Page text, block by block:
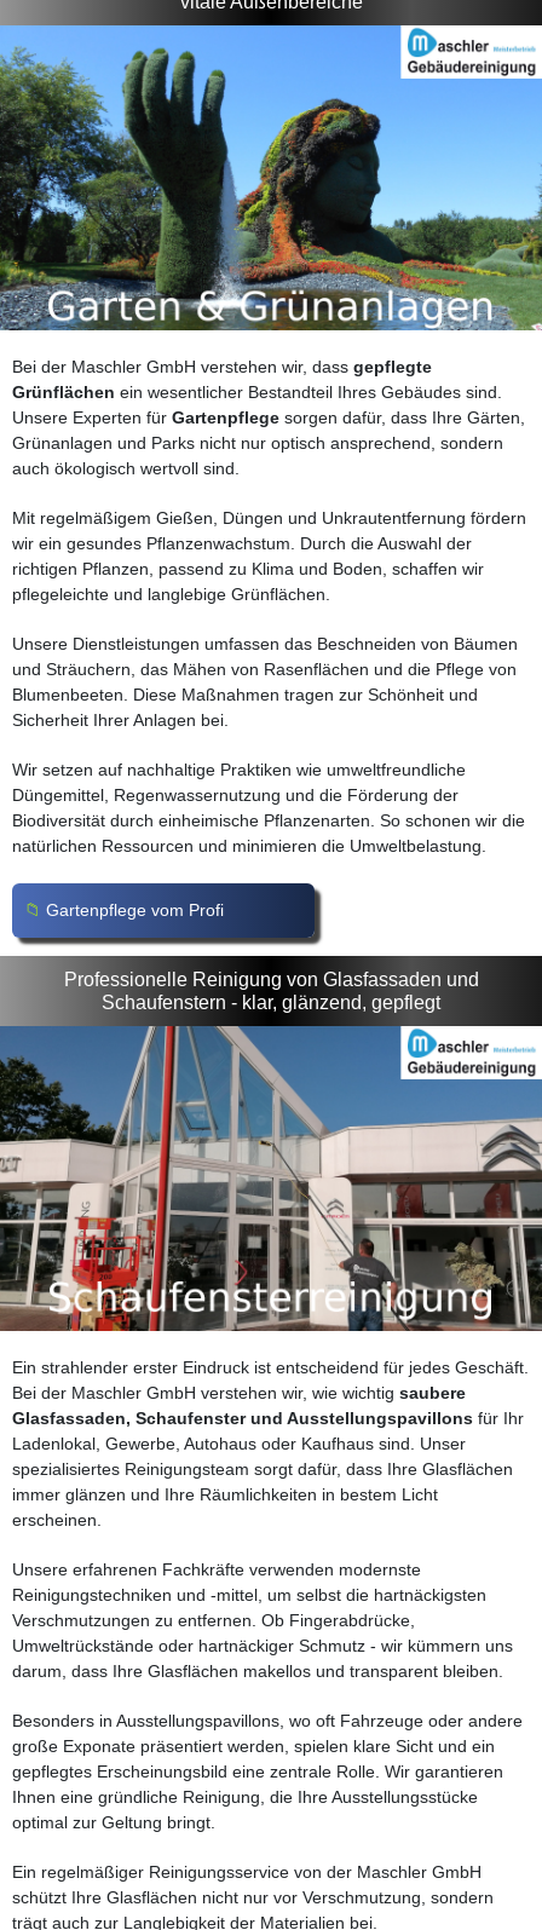
Bei der Maschler GmbH verstehen wir, dass gepflegte
Grünflächen ein wesentlicher Bestandteil Ihres Gebäudes sind.
Unsere Experten für Gartenpflege sorgen dafür, dass Ihre Gärten,
Grünanlagen und Parks nicht nur optisch ansprechend, sondern
auch ökologisch wertvoll sind.
Mit regelmäßigem Gießen, Düngen und Unkrautentfernung fördern
wir ein gesundes Pflanzenwachstum. Durch die Auswahl der
richtigen Pflanzen, passend zu Klima und Boden, schaffen wir
pflegeleichte und langlebige Grünflächen.
Unsere Dienstleistungen umfassen das Beschneiden von Bäumen
und Sträuchern, das Mähen von Rasenflächen und die Pflege von
Blumenbeeten. Diese Maßnahmen tragen zur Schönheit und
Sicherheit Ihrer Anlagen bei.
Wir setzen auf nachhaltige Praktiken wie umweltfreundliche
Düngemittel, Regenwassernutzung und die Förderung der
Biodiversität durch einheimische Pflanzenarten. So schonen wir die
natürlichen Ressourcen und minimieren die Umweltbelastung.
Gartenpflege vom Profi
Professionelle Reinigung von Glasfassaden und
Schaufenstern - klar, glänzend, gepflegt
Ein strahlender erster Eindruck ist entscheidend für jedes Geschäft.
Bei der Maschler GmbH verstehen wir, wie wichtig saubere
Glasfassaden, Schaufenster und Ausstellungspavillons für Ihr
Ladenlokal, Gewerbe, Autohaus oder Kaufhaus sind. Unser
spezialisiertes Reinigungsteam sorgt dafür, dass Ihre Glasflächen
immer glänzen und Ihre Räumlichkeiten in bestem Licht
erscheinen.
Unsere erfahrenen Fachkräfte verwenden modernste
Reinigungstechniken und -mittel, um selbst die hartnäckigsten
Verschmutzungen zu entfernen. Ob Fingerabdrücke,
Umweltrückstände oder hartnäckiger Schmutz - wir kümmern uns
darum, dass Ihre Glasflächen makellos und transparent bleiben.
Besonders in Ausstellungspavillons, wo oft Fahrzeuge oder andere
große Exponate präsentiert werden, spielen klare Sicht und ein
gepflegtes Erscheinungsbild eine zentrale Rolle. Wir garantieren
Ihnen eine gründliche Reinigung, die Ihre Ausstellungsstücke
optimal zur Geltung bringt.
Ein regelmäßiger Reinigungsservice von der Maschler GmbH
schützt Ihre Glasflächen nicht nur vor Verschmutzung, sondern
trägt auch zur Langlebigkeit der Materialien bei.